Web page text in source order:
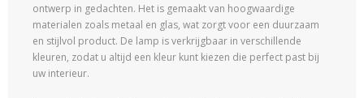
ontwerp in gedachten. Het is gemaakt van hoogwaardige
materialen zoals metaal en glas, wat zorgt voor een duurzaam
en stijlvol product. De lamp is verkrijgbaar in verschillende
kleuren, zodat u altijd een kleur kunt kiezen die perfect past bij
uw interieur.